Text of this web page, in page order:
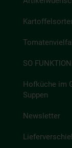
SO
Hofküche im
Suppen
Newsletter